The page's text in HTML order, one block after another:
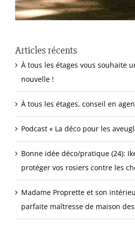
Articles récents
À tous les étages vous souhaite
nouvelle !
À tous les étages, conseil en
Podcast « La déco pour les
Bonne idée déco/pratique (24):
protéger vos rosiers contre les
Madame Proprette et son
parfaite maîtresse de maison